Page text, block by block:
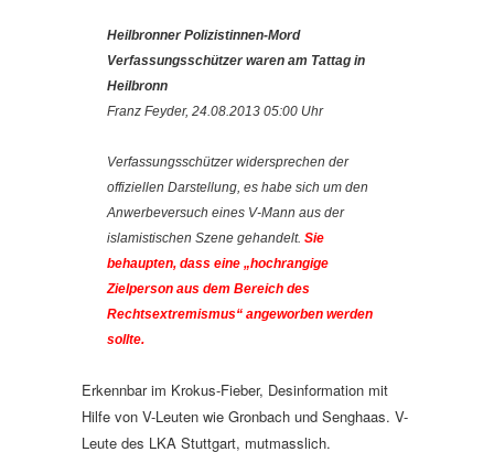
Heilbronner Polizistinnen-Mord
Verfassungsschützer waren am Tattag in
Heilbronn
Franz Feyder, 24.08.2013 05:00 Uhr
Verfassungsschützer widersprechen der
offiziellen Darstellung, es habe sich um den
Anwerbeversuch eines V-Mann aus der
islamistischen Szene gehandelt. Sie
behaupten, dass eine „hochrangige
Zielperson aus dem Bereich des
Rechtsextremismus“ angeworben werden
sollte.
Erkennbar im Krokus-Fieber, Desinformation mit
Hilfe von V-Leuten wie Gronbach und Senghaas. V-
Leute des LKA Stuttgart, mutmasslich.